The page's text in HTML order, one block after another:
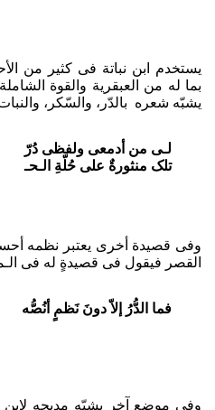
یستخدم ابن نباتة فی کثیر من
بما له من العبقریة والقوة
یشبّه شعره بالدّر، والسّکر،
لـی من أدمعی ولفظی دُرّ
تلک منثورةٌ على حُلّةِ الـحـ
وفی قصیدة أخری یعتبر نظمه
القصر فیقول فی قصیدةٍ له فی
فما الدُّرُ إلاّ دونَ نَظمٍ أنُصُّه
وفی موضع آخر یشبّه مدیحه لابن